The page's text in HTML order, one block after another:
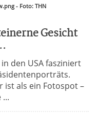
- Foto: THN
Gesicht
den USA fasziniert
ist als ein Fotospot –